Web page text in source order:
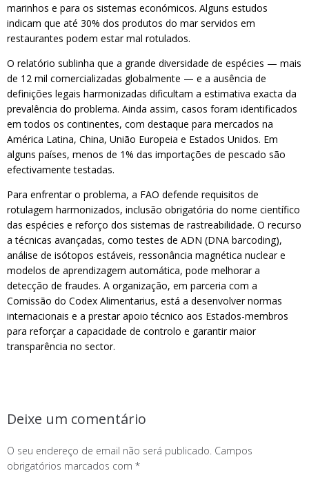
marinhos e para os sistemas económicos. Alguns estudos
indicam que até 30% dos produtos do mar servidos em
restaurantes podem estar mal rotulados.
O relatório sublinha que a grande diversidade de espécies — mais
de 12 mil comercializadas globalmente — e a ausência de
definições legais harmonizadas dificultam a estimativa exacta da
prevalência do problema. Ainda assim, casos foram identificados
em todos os continentes, com destaque para mercados na
América Latina, China, União Europeia e Estados Unidos. Em
alguns países, menos de 1% das importações de pescado são
efectivamente testadas.
Para enfrentar o problema, a FAO defende requisitos de
rotulagem harmonizados, inclusão obrigatória do nome científico
das espécies e reforço dos sistemas de rastreabilidade. O recurso
a técnicas avançadas, como testes de ADN (DNA barcoding),
análise de isótopos estáveis, ressonância magnética nuclear e
modelos de aprendizagem automática, pode melhorar a
detecção de fraudes. A organização, em parceria com a
Comissão do Codex Alimentarius, está a desenvolver normas
internacionais e a prestar apoio técnico aos Estados-membros
para reforçar a capacidade de controlo e garantir maior
transparência no sector.
Deixe um comentário
O seu endereço de email não será publicado. Campos
obrigatórios marcados com *